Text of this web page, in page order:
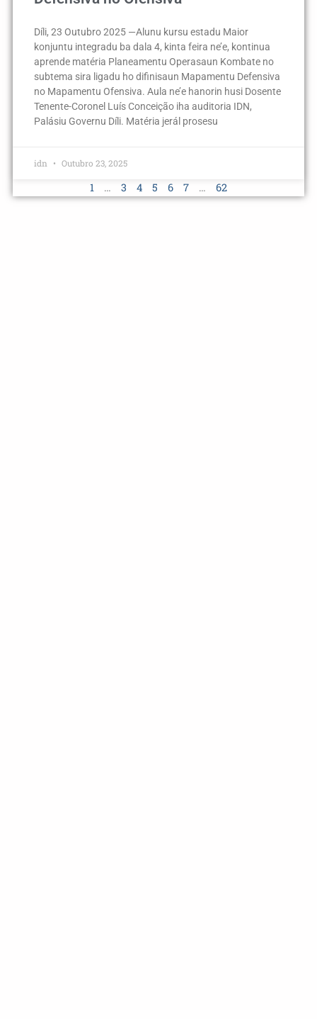
Díli, 23 Outubro 2025 —Alunu kursu estadu Maior
konjuntu integradu ba dala 4, kinta feira ne’e, kontinua
aprende matéria Planeamentu Operasaun Kombate no
subtema sira ligadu ho difinisaun Mapamentu Defensiva
no Mapamentu Ofensiva. Aula ne’e hanorin husi Dosente
Tenente-Coronel Luís Conceição iha auditoria IDN,
Palásiu Governu Díli. Matéria jerál prosesu
idn Outubro 23, 2025
1 … 3 4 5 6 7 … 62